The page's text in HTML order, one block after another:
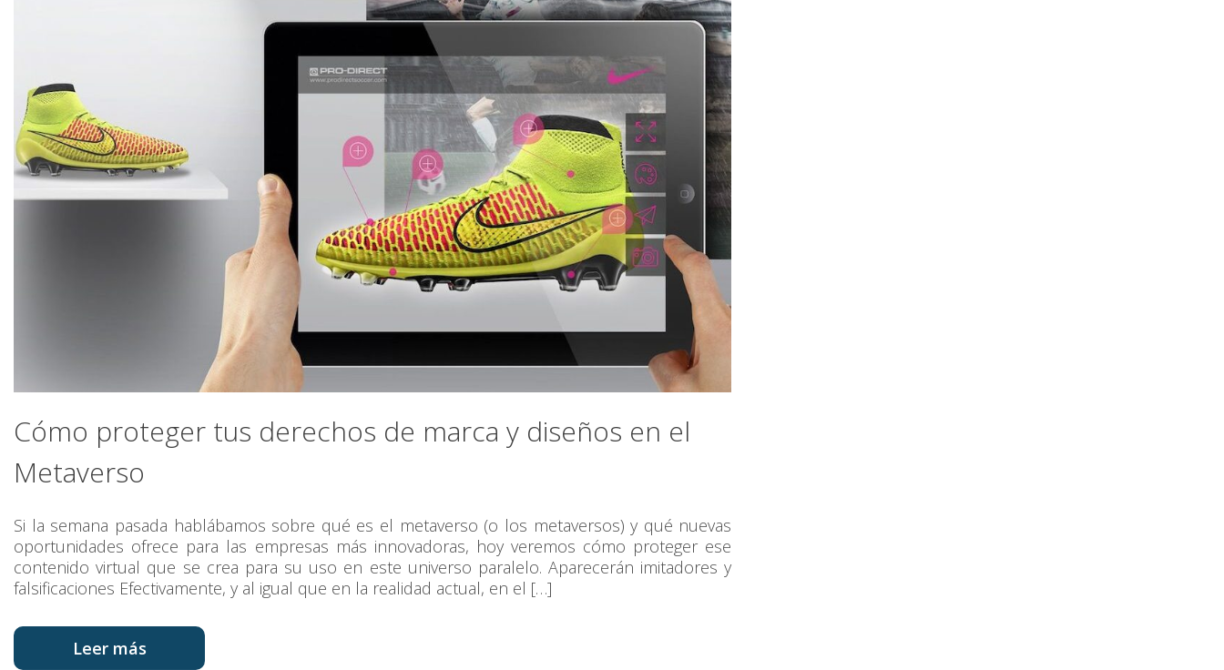
Cómo proteger tus derechos de marca y diseños en el
Metaverso
Si la semana pasada hablábamos sobre qué es el metaverso (o los metaversos) y qué nuevas
oportunidades ofrece para las empresas más innovadoras, hoy veremos cómo proteger ese
contenido virtual que se crea para su uso en este universo paralelo. Aparecerán imitadores y
falsificaciones Efectivamente, y al igual que en la realidad actual, en el […]
Leer más